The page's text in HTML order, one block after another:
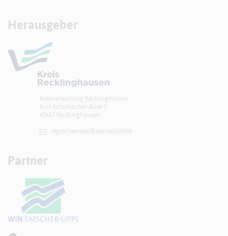
Herausgeber
Kreisverwaltung Recklinghausen
Kurt-Schumacher-Allee 1
45657 Recklinghausen
regiochemie[at]​kreis-re(dot)de
Partner